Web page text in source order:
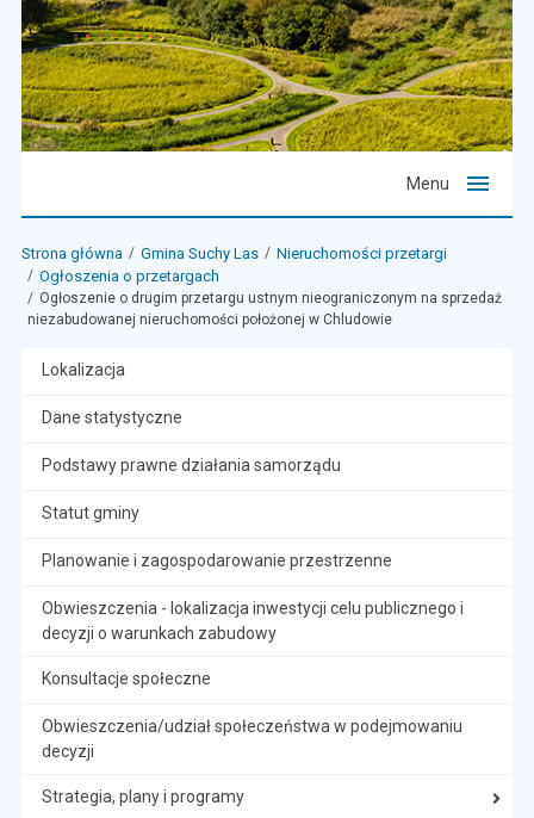
Menu
Strona główna Gmina Suchy Las
Nieruchomości przetargi
Ogłoszenia o przetargach
Ogłoszenie o drugim przetargu ustnym nieograniczonym na sprzedaż
niezabudowanej nieruchomości położonej w Chludowie
Lokalizacja
Dane statystyczne
Podstawy prawne działania samorządu
Statut gminy
Planowanie i zagospodarowanie przestrzenne
Obwieszczenia - lokalizacja inwestycji celu publicznego i
decyzji o warunkach zabudowy
Konsultacje społeczne
Obwieszczenia/udział społeczeństwa w podejmowaniu
decyzji
Strategia, plany i programy